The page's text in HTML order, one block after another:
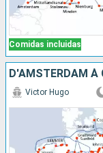
Comidas incluidas
Victor Hugo